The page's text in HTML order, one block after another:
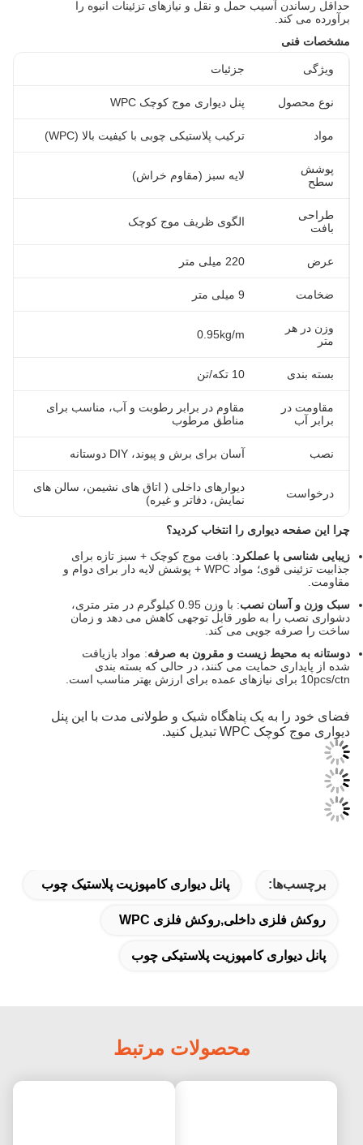
حداقل رساندن آسیب حمل و نقل و نیازهای تزئینات انبوه را
برآورده می کند.
مشخصات فنی
ویژگی جزئیات
نوع محصول پنل دیواری موج کوچک WPC
مواد ترکیب پلاستیکی چوبی با کیفیت بالا (WPC)
پوشش
سطح
لایه سبز (مقاوم خراش)
طراحی
بافت
الگوی ظریف موج کوچک
عرض 220 میلی متر
ضخامت
وزن در هر
متر
0.95kg/m
بسته بندی 10 تکه/تن
مقاومت در
برابر آب
مقاوم در برابر رطوبت و آب، مناسب برای
مناطق مرطوب
نصب آسان برای برش و پیوند، DIY دوستانه
درخواست
دیوارهای داخلی ( اتاق های نشیمن، سالن های
نمایش، دفاتر و غیره)
چرا این صفحه دیواری را انتخاب کردید؟
زیبایی شناسی با عملکرد : بافت موج کوچک + سبز تازه برای
جذابیت تزئینی قوی؛ مواد WPC + پوشش لایه دار برای دوام و
مقاومت.
سبک وزن و آسان نصب
: با وزن 0.95 کیلوگرم در متر متری،
دشواری نصب را به طور قابل توجهی کاهش می دهد و زمان
ساخت را صرفه جویی می کند.
دوستانه به محیط زیست و مقرون به صرفه: مواد بازیافت
شده از پایداری حمایت می کنند، در حالی که بسته بندی
10pcs/ctn برای نیازهای عمده برای ارزش بهتر مناسب است.
فضای خود را به یک پناهگاه شیک و طولانی مدت با این پنل
دیواری موج کوچک WPC تبدیل کنید.
برچسب‌ها: پانل دیواری کامپوزیت پلاستیک چوب
روکش فلزی داخلی,روکش فلزی WPC
پانل دیواری کامپوزیت پلاستیکی چوب
محصولات مرتبط